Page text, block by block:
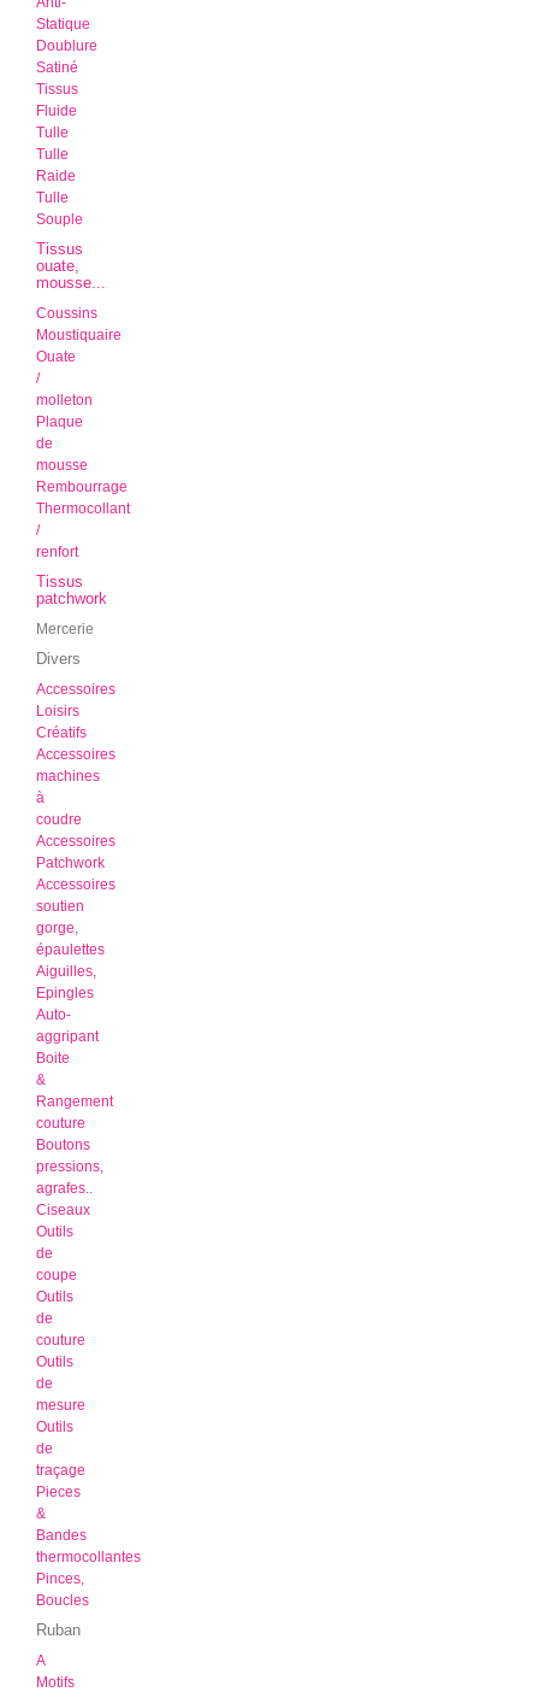
Statique
Doublure
Satiné
Tissus
Fluide
Tulle
Tulle
Raide
Tulle
Souple
Tissus
ouate,
mousse...
Coussins
Moustiquaire
Ouate
/
molleton
Plaque
de
mousse
Rembourrage
Thermocollant
/
renfort
Tissus
patchwork
Mercerie
Divers
Accessoires
Loisirs
Créatifs
Accessoires
machines
à
coudre
Accessoires
Patchwork
Accessoires
soutien
gorge,
épaulettes
Aiguilles,
Epingles
Auto-
aggripant
Boite
&
Rangement
couture
Boutons
pressions,
agrafes..
Ciseaux
Outils
de
coupe
Outils
de
couture
Outils
de
mesure
Outils
de
traçage
Pieces
&
Bandes
thermocollantes
Pinces,
Boucles
Ruban
A
Motifs